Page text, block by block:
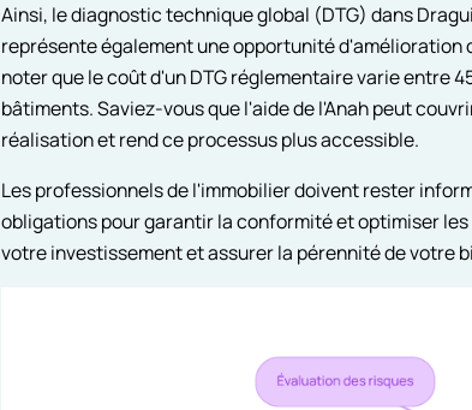
Ainsi, le diagnostic technique global (DTG) dans
représente également une opportunité
noter que le coût d'un DTG réglementaire varie entre
bâtiments. Saviez-vous que l'aide de l'Anah peut
réalisation et rend ce processus plus accessible.
Les professionnels de l'immobilier doivent rester
obligations pour garantir la conformité et optimiser
votre investissement et assurer la pérennité de votre